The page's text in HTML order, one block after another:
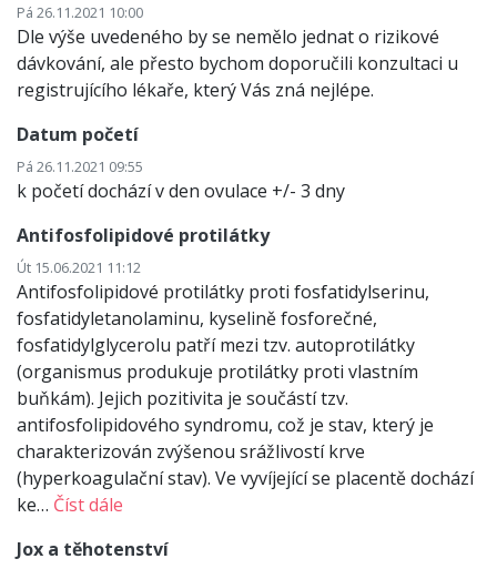
Pá 26.11.2021 10:00
Dle výše uvedeného by se nemělo jednat o rizikové
dávkování, ale přesto bychom doporučili konzultaci u
registrujícího lékaře, který Vás zná nejlépe.
Datum početí
Pá 26.11.2021 09:55
k početí dochází v den ovulace +/- 3 dny
Antifosfolipidové protilátky
Út 15.06.2021 11:12
Antifosfolipidové protilátky proti fosfatidylserinu,
fosfatidyletanolaminu, kyselině fosforečné,
fosfatidylglycerolu patří mezi tzv. autoprotilátky
(organismus produkuje protilátky proti vlastním
buňkám). Jejich pozitivita je součástí tzv.
antifosfolipidového syndromu, což je stav, který je
charakterizován zvýšenou srážlivostí krve
(hyperkoagulační stav). Ve vyvíjející se placentě dochází
ke… Číst dále
Jox a těhotenství